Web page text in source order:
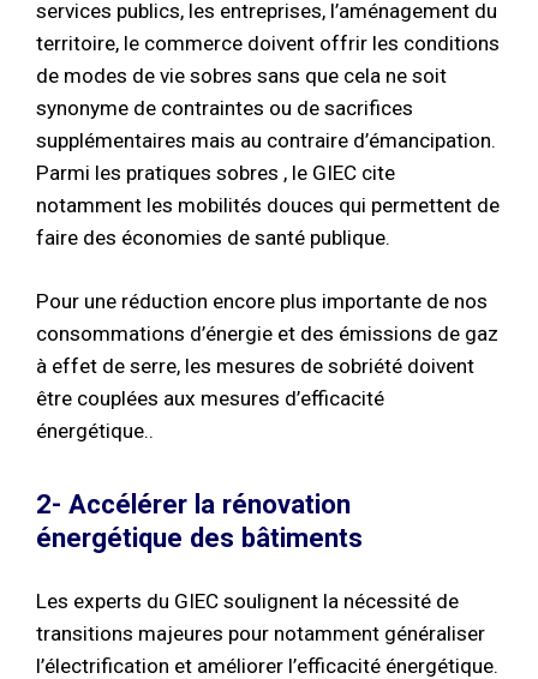
services publics, les entreprises, l’aménagement du
territoire, le commerce doivent offrir les conditions
de modes de vie sobres sans que cela ne soit
synonyme de contraintes ou de sacrifices
supplémentaires mais au contraire d’émancipation.
Parmi les pratiques sobres , le GIEC cite
notamment les mobilités douces qui permettent de
faire des économies de santé publique.
Pour une réduction encore plus importante de nos
consommations d’énergie et des émissions de gaz
à effet de serre, les mesures de sobriété doivent
être couplées aux mesures d’efficacité
énergétique..
2- Accélérer la rénovation
énergétique des bâtiments
Les experts du GIEC soulignent la nécessité de
transitions majeures pour notamment généraliser
l’électrification et améliorer l’efficacité énergétique.